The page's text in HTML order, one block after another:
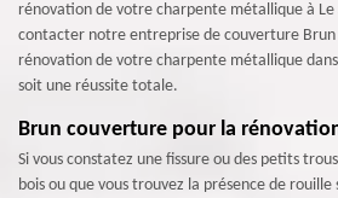
rénovation de votre charpente métallique à Le
contacter notre entreprise de couverture
rénovation de votre charpente métallique
soit une réussite totale.
Brun couverture pour la
Si vous constatez une fissure ou des petits
bois ou que vous trouvez la présence de